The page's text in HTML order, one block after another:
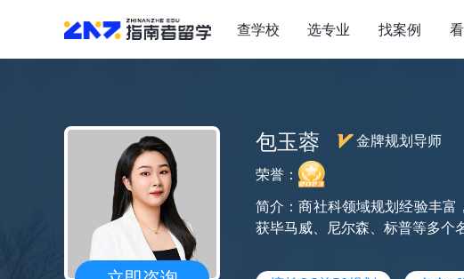
查学校 选专业 找案例
包玉蓉
金牌规划导师
荣誉：
简介：商社科领域规划经验丰
获毕马威、尼尔森、标普等多个